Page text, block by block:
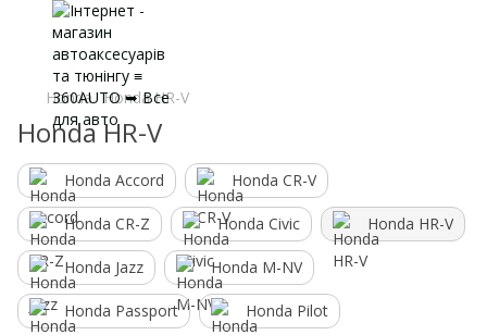
Honda Honda HR-V
Honda HR-V
Honda Accord Honda CR-V
Honda CR-Z Honda Civic Honda HR-V
Honda Jazz Honda M-NV
Honda Passport Honda Pilot